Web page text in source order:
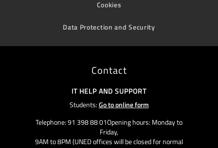
Cookies
Data Protection and Security
Contact
IT HELP AND SUPPORT
Students:Go to online form
Telephone: 91 398 88 01Opening hours: Monday to
Friday,
9AM to 8PM (UNED offices will be closed for normal